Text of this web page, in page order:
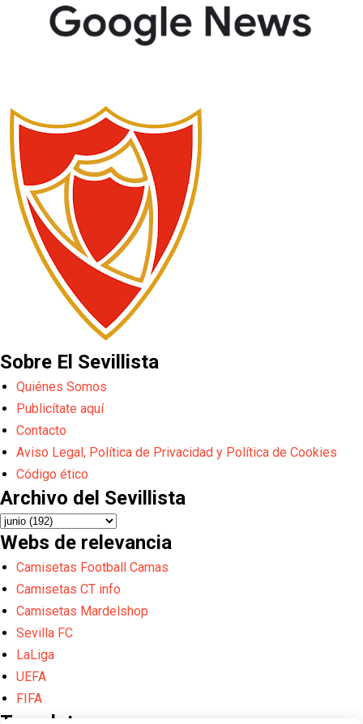
Sobre El Sevillista
Quiénes Somos
Publicítate aquí
Contacto
Aviso Legal, Política de Privacidad y Política de Cookies
Código ético
Archivo del Sevillista
Webs de relevancia
Camisetas Football Camas
Camisetas CT info
Camisetas Mardelshop
Sevilla FC
LaLiga
UEFA
FIFA